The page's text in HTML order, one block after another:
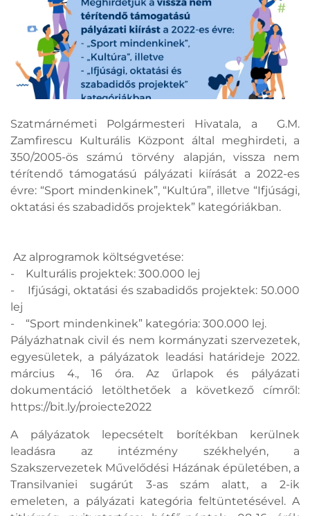
Szatmárnémeti Polgármesteri Hivatala, a G.M.
Zamfirescu Kulturális Központ által meghirdeti, a
350/2005-ös számú törvény alapján, vissza nem
térítendő támogatású pályázati kiírását a 2022-es
évre: “Sport mindenkinek”, “Kultúra”, illetve “Ifjúsági,
oktatási és szabadidős projektek” kategóriákban.
Az alprogramok költségvetése:
- Kulturális projektek: 300.000 lej
- Ifjúsági, oktatási és szabadidős projektek: 50.000
lej
- “Sport mindenkinek” kategória: 300.000 lej.
Pályázhatnak civil és nem kormányzati szervezetek,
egyesületek, a pályázatok leadási határideje 2022.
március 4., 16 óra. Az űrlapok és pályázati
dokumentáció letölthetőek a következő címről:
https://bit.ly/proiecte2022
A pályázatok lepecsételt borítékban kerülnek
leadásra az intézmény székhelyén, a
Szakszervezetek Művelődési Házának épületében, a
Transilvaniei sugárút 3-as szám alatt, a 2-ik
emeleten, a pályázati kategória feltüntetésével. A